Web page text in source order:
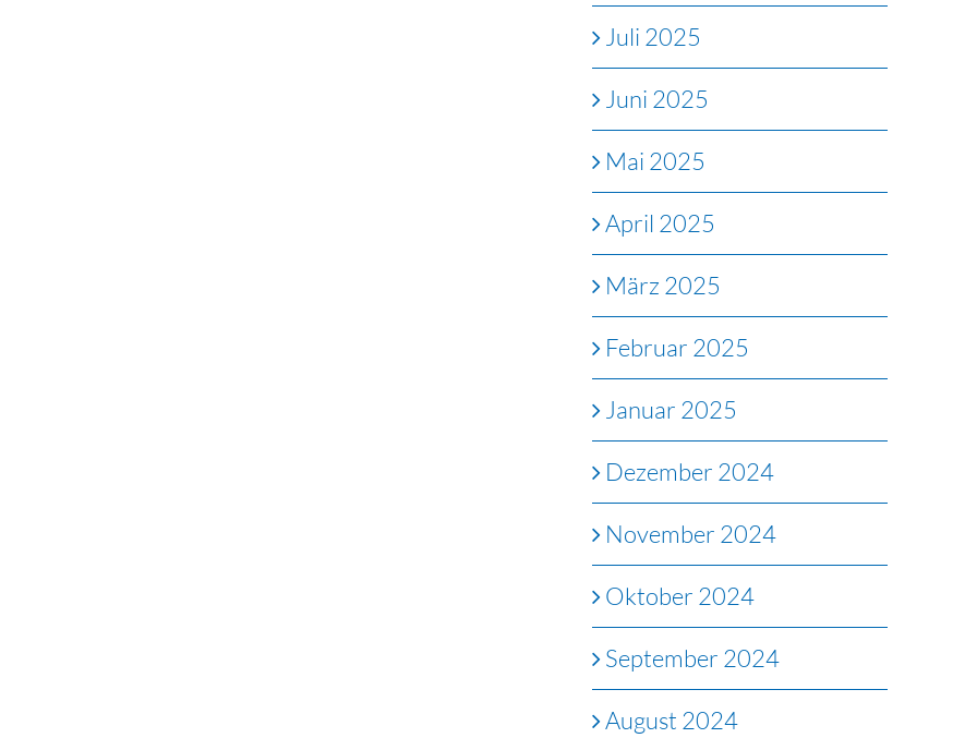
Juli 2025
Juni 2025
Mai 2025
April 2025
März 2025
Februar 2025
Januar 2025
Dezember 2024
November 2024
Oktober 2024
September 2024
August 2024